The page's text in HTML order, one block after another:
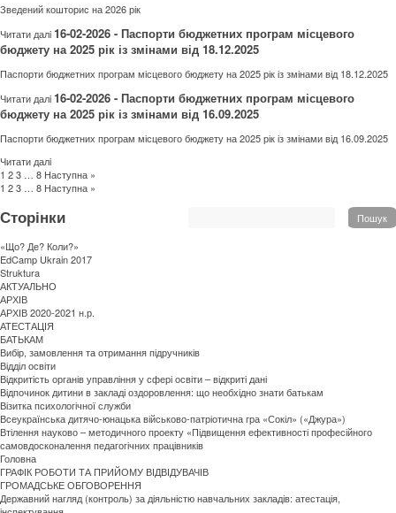
Зведений кошторис на 2026 рік
Читати далi 16-02-2026 - Паспорти бюджетних програм місцевого
бюджету на 2025 рік із змінами від 18.12.2025
Паспорти бюджетних програм місцевого бюджету на 2025 рік із змінами від 18.12.2025
Читати далi 16-02-2026 - Паспорти бюджетних програм місцевого
бюджету на 2025 рік із змінами від 16.09.2025
Паспорти бюджетних програм місцевого бюджету на 2025 рік із змінами від 16.09.2025
Читати далi
1 23 … 8 Наступна »
1 23 … 8 Наступна »
Пошук
Сторінки
«Що? Де? Коли?»
EdCamp Ukrain 2017
Struktura
АКТУАЛЬНО
АРХІВ
АРХІВ 2020-2021 н.р.
АТЕСТАЦІЯ
БАТЬКАМ
Вибір, замовлення та отримання підручників
Відділ освіти
Відкритість органів управління у сфері освіти – відкриті дані
Відпочинок дитини в закладі оздоровлення: що необхідно знати батькам
Візитка психологічної служби
Всеукраїнська дитячо-юнацька військово-патріотична гра «Сокіл» («Джура»)
Втілення науково – методичного проекту «Підвищення ефективності професійного
самовдосконалення педагогічних працівників
Головна
ГРАФІК РОБОТИ ТА ПРИЙОМУ ВІДВІДУВАЧІВ
ГРОМАДСЬКЕ ОБГОВОРЕННЯ
Державний нагляд (контроль) за діяльністю навчальних закладів: атестація,